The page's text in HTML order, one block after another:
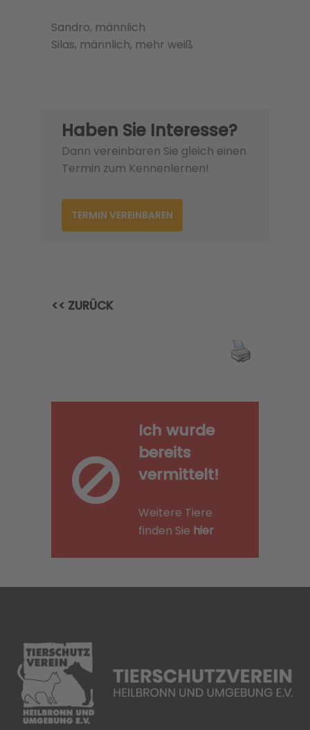
Sandro, männlich
Silas, männlich, mehr weiß
Haben Sie Interesse?
Dann vereinbaren Sie gleich einen
Termin zum Kennenlernen!
TERMIN VEREINBAREN
<< ZURÜCK
Ich wurde
bereits
vermittelt!
Weitere Tiere
finden Sie hier